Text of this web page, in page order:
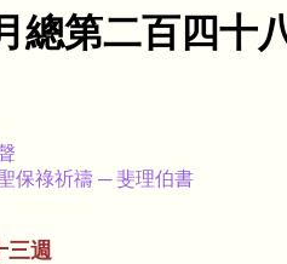
總第二百四十
保祿祈禱 ─ 斐理伯書
三週